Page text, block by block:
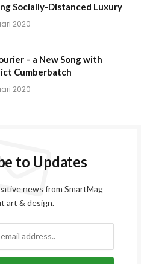
Socially-Distanced Luxury
2020
– a New Song with
Cumberbatch
2020
to Updates
news from SmartMag
art & design.